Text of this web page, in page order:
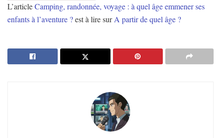
L’articleCamping, randonnée, voyage : à quel âge emmener ses
enfants à l’aventure ?est à lire surA partir de quel âge ?